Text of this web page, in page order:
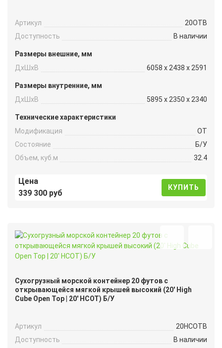
Артикул
20OTB
Доступность
В наличии
Размеры внешние, мм
ДxШxВ
6058 x 2438 x 2591
Размеры внутренние, мм
ДxШxВ
5895 x 2350 x 2340
Технические характеристики
Модификация
OT
Состояние
Б/У
Объем, куб.м
32.4
Цена
339 300 руб
КУПИТЬ
Сухогрузный морской контейнер 20 футов с
открывающейся мягкой крышей высокий (20′ High
Cube Open Top | 20′ HCOT) Б/У
Артикул
20HCOTB
Доступность
В наличии